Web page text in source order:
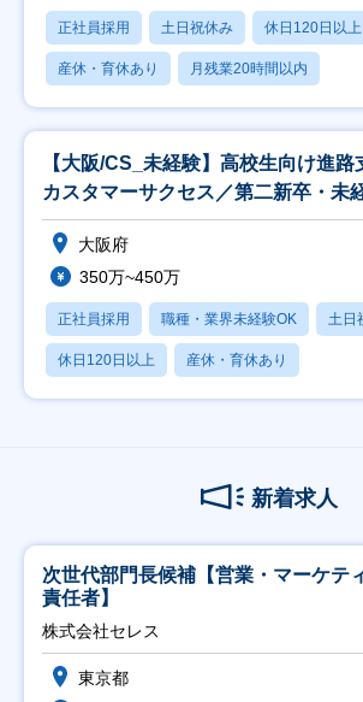
正社員採用 土日祝休み 休日120日以上
産休・育休あり 月残業20時間以内
【大阪/CS_未経験】高校生向け進
カスタマーサクセス／第二新卒・未
就活
大阪府
350万~450万
正社員採用 職種・業界未経験OK 土日
休日120日以上 産休・育休あり
新着求人
次世代部門長候補【営業・マーケテ
責任者】
株式会社セレス
東京都